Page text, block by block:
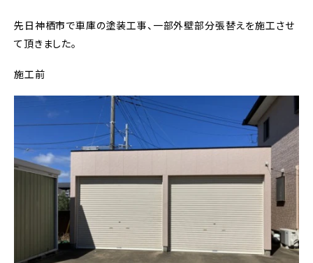
先日神栖市で車庫の塗装工事、一部外壁部分張替えを施工させ
て頂きました。
施工前